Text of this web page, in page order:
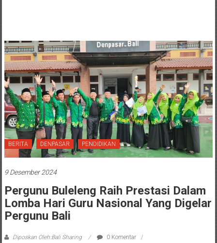
BERITA DENPASAR PENDIDIKAN
9 Desember 2024
Pergunu Buleleng Raih Prestasi Dalam
Lomba Hari Guru Nasional Yang Digelar
Pergunu Bali
Diposkan Oleh:Bali Sharing
0 Komentar